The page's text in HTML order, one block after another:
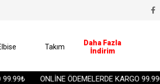
ONLİNE ÖDEMELERDE KARGO 99.99₺
Takım
Daha Fazla
İndirim